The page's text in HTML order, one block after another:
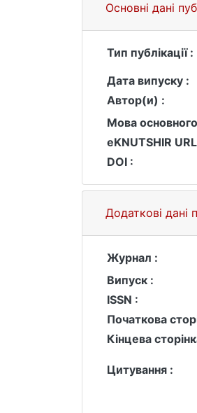
Основні дані
Тип публікації :
Дата випуску :
Автор(и) :
Мова
eKNUTSHIR
DOI :
Додаткові дані
Журнал :
Випуск :
ISSN :
Початкова
Кінцева
Цитування :